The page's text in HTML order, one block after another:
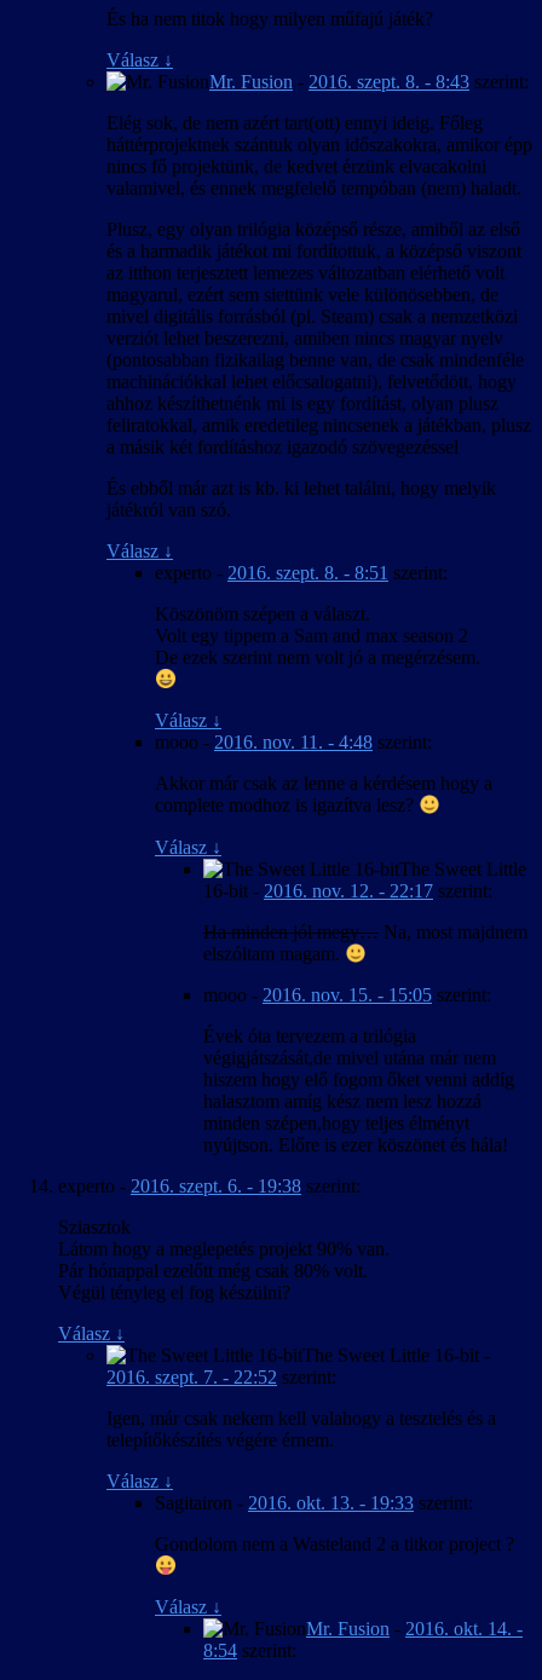
És ha nem titok hogy milyen műfajú játék?
Válasz ↓
Mr. Fusion - 2016. szept. 8. - 8:43 szerint:
Elég sok, de nem azért tart(ott) ennyi ideig. Főleg
háttérprojektnek szántuk olyan időszakokra, amikor épp
nincs fő projektünk, de kedvet érzünk elvacakolni
valamivel, és ennek megfelelő tempóban (nem) haladt.
Plusz, egy olyan trilógia középső része, amiből az első
és a harmadik játékot mi fordítottuk, a középső viszont
az itthon terjesztett lemezes változatban elérhető volt
magyarul, ezért sem siettünk vele különösebben, de
mivel digitális forrásból (pl. Steam) csak a nemzetközi
verziót lehet beszerezni, amiben nincs magyar nyelv
(pontosabban fizikailag benne van, de csak mindenféle
machinációkkal lehet előcsalogatni), felvetődött, hogy
ahhoz készíthetnénk mi is egy fordítást, olyan plusz
feliratokkal, amik eredetileg nincsenek a játékban, plusz
a másik két fordításhoz igazodó szövegezéssel
És ebből már azt is kb. ki lehet találni, hogy melyik
játékról van szó.
Válasz ↓
experto - 2016. szept. 8. - 8:51 szerint:
Köszönöm szépen a választ.
Volt egy tippem a Sam and max season 2
De ezek szerint nem volt jó a megérzésem.
Válasz ↓
mooo - 2016. nov. 11. - 4:48 szerint:
Akkor már csak az lenne a kérdésem hogy a
complete modhoz is igazítva lesz?
Válasz ↓
The Sweet Little
16-bit - 2016. nov. 12. - 22:17 szerint:
Ha minden jól megy… Na, most majdnem
elszóltam magam.
mooo - 2016. nov. 15. - 15:05 szerint:
Évek óta tervezem a trilógia
végigjátszását,de mivel utána már nem
hiszem hogy elő fogom őket venni addíg
halasztom amíg kész nem lesz hozzá
minden szépen,hogy teljes élményt
nyújtson. Előre is ezer köszönet és hála!
experto - 2016. szept. 6. - 19:38 szerint:
Sziasztok
Látom hogy a meglepetés projekt 90% van.
Pár hónappal ezelőtt még csak 80% volt.
Végül tényleg el fog készülni?
Válasz ↓
The Sweet Little 16-bit -
2016. szept. 7. - 22:52 szerint:
Igen, már csak nekem kell valahogy a tesztelés és a
telepítőkészítés végére érnem.
Válasz ↓
Sagitairon - 2016. okt. 13. - 19:33 szerint:
Gondolom nem a Wasteland 2 a titkor project ?
Válasz ↓
Mr. Fusion - 2016. okt. 14. -
8:54 szerint: